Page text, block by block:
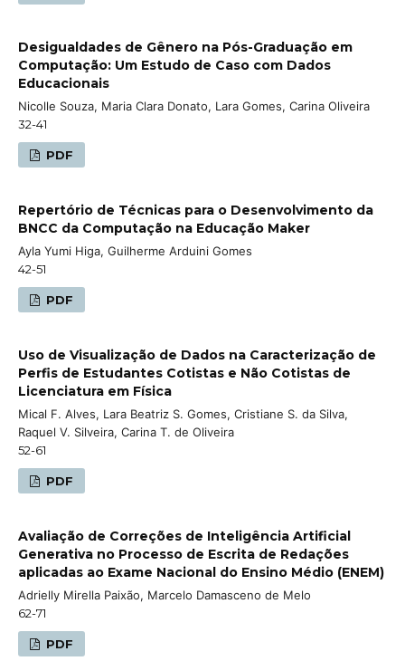
Desigualdades de Gênero na Pós-Graduação em
Computação: Um Estudo de Caso com Dados
Educacionais
Nicolle Souza, Maria Clara Donato, Lara Gomes, Carina Oliveira
32-41
PDF
Repertório de Técnicas para o Desenvolvimento da
BNCC da Computação na Educação Maker
Ayla Yumi Higa, Guilherme Arduini Gomes
42-51
PDF
Uso de Visualização de Dados na Caracterização de
Perfis de Estudantes Cotistas e Não Cotistas de
Licenciatura em Física
Mical F. Alves, Lara Beatriz S. Gomes, Cristiane S. da Silva,
Raquel V. Silveira, Carina T. de Oliveira
52-61
PDF
Avaliação de Correções de Inteligência Artificial
Generativa no Processo de Escrita de Redações
aplicadas ao Exame Nacional do Ensino Médio (ENEM)
Adrielly Mirella Paixão, Marcelo Damasceno de Melo
62-71
PDF